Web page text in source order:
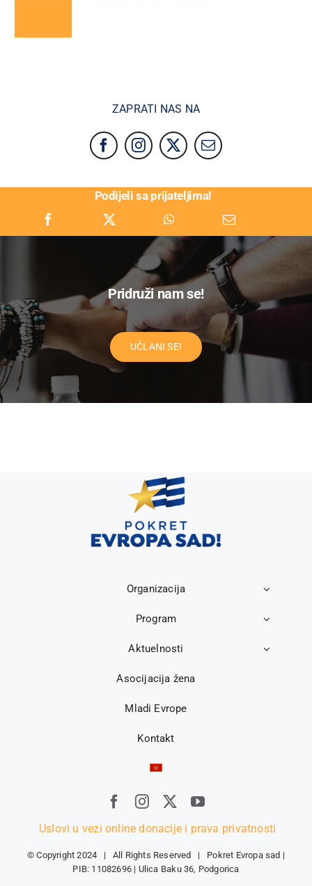
ZAPRATI NAS NA
Podijeli sa prijateljima!
Pridruži nam se!
UČLANI SE!
Organizacija
Program
Aktuelnosti
Asocijacija žena
Mladi Evrope
Kontakt
Uslovi u vezi online donacije i prava privatnosti
© Copyright 2024 | All Rights Reserved | Pokret Evropa sad |
PIB: 11082696 | Ulica Baku 36, Podgorica